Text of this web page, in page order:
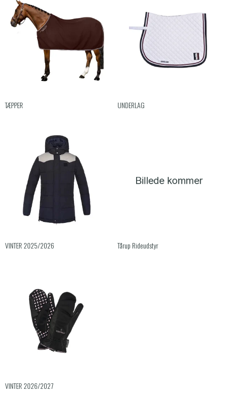
TÆPPER UNDERLAG
VINTER 2025/2026 Tårup Rideudstyr
VINTER 2026/2027